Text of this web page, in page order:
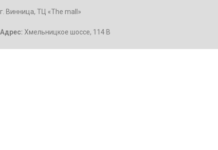
г. Винница, ТЦ «The mall»
Адрес: Хмельницкое шоссе, 114 В